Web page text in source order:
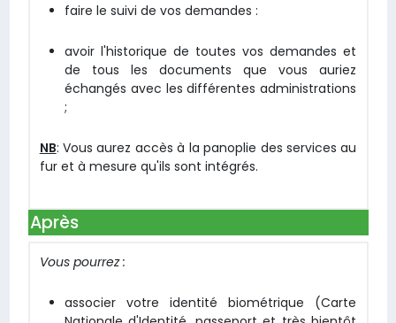
faire le suivi de vos demandes :
avoir l'historique de toutes vos demandes et
de tous les documents que vous auriez
échangés avec les différentes administrations
;
NB: Vous aurez accès à la panoplie des services au
fur et à mesure qu'ils sont intégrés.
Après
Vous pourrez :
associer votre identité biométrique (Carte